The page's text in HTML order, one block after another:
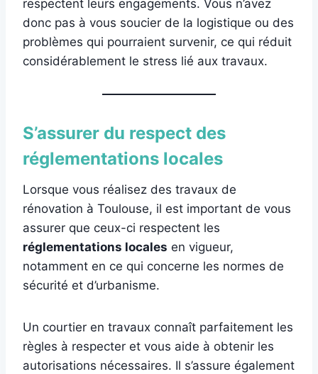
respectent leurs engagements. Vous n’avez
donc pas à vous soucier de la logistique ou des
problèmes qui pourraient survenir, ce qui réduit
considérablement le stress lié aux travaux.
S’assurer du respect des
réglementations locales
Lorsque vous réalisez des travaux de
rénovation à Toulouse, il est important de vous
assurer que ceux-ci respectent les
réglementations locales en vigueur,
notamment en ce qui concerne les normes de
sécurité et d’urbanisme.
Un courtier en travaux connaît parfaitement les
règles à respecter et vous aide à obtenir les
autorisations nécessaires. Il s’assure également